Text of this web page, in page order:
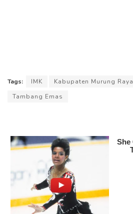
Tags: IMK Kabupaten Murung Raya
Tambang Emas